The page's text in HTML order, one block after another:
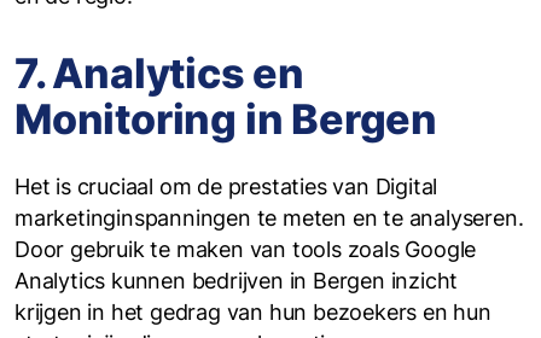
7. Analytics en
Monitoring in Bergen
Het is cruciaal om de prestaties van Digital
marketinginspanningen te meten en te analyseren.
Door gebruik te maken van tools zoals Google
Analytics kunnen bedrijven in Bergen inzicht
krijgen in het gedrag van hun bezoekers en hun